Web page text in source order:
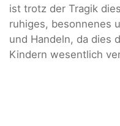
ist trotz der Tragik
ruhiges, besonnenes
und Handeln, da dies
Kindern wesentlich